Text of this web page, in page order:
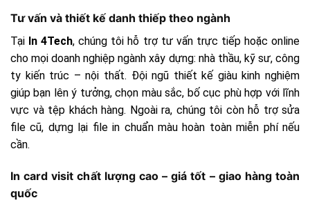
Tư vấn và thiết kế danh thiếp theo ngành
Tại In 4Tech, chúng tôi hỗ trợ tư vấn trực tiếp hoặc online
cho mọi doanh nghiệp ngành xây dựng: nhà thầu, kỹ sư, công
ty kiến trúc – nội thất. Đội ngũ thiết kế giàu kinh nghiệm
giúp bạn lên ý tưởng, chọn màu sắc, bố cục phù hợp với lĩnh
vực và tệp khách hàng. Ngoài ra, chúng tôi còn hỗ trợ sửa
file cũ, dựng lại file in chuẩn màu hoàn toàn miễn phí nếu
cần.
In card visit chất lượng cao – giá tốt – giao hàng toàn
quốc